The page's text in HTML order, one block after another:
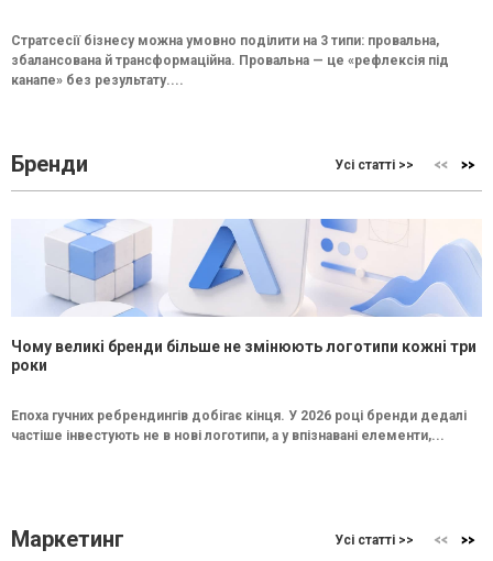
Стратсесії бізнесу можна умовно поділити на 3 типи: провальна,
збалансована й трансформаційна. Провальна — це «рефлексія під
канапе» без результату....
Бренди Усі статті >>
Чому великі бренди більше не змінюють логотипи кожні три
роки
Епоха гучних ребрендингів добігає кінця. У 2026 році бренди дедалі
частіше інвестують не в нові логотипи, а у впізнавані елементи,...
Маркетинг Усі статті >>